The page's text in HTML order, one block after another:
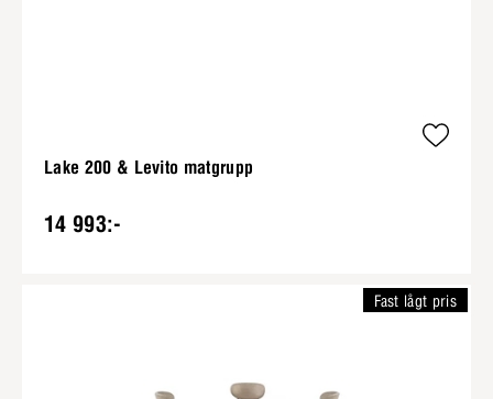
Lake 200 & Levito matgrupp
14 993:-
Fast lågt pris